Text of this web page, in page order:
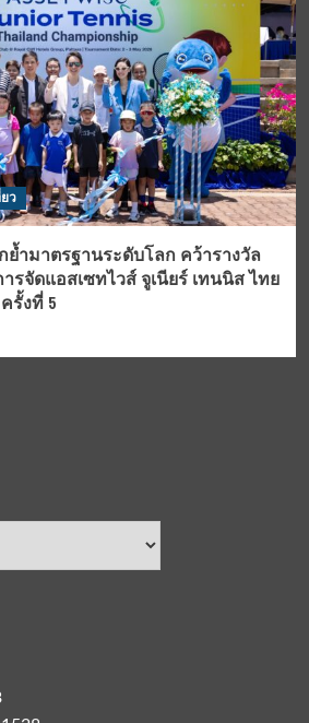
ว
ำมาตรฐานระดับโลก คว้ารางวัล
ารจัดแอสเซทไวส์ จูเนียร์ เทนนิส ไทย
รั้งที่ 5